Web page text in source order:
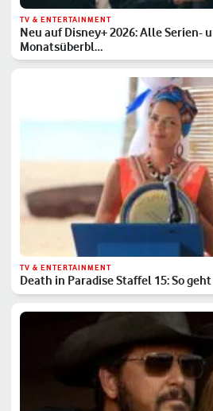
TV & ENTERTAINMENT
Neu auf Disney+ 2026: Alle Serien-
Monatsüberbl…
TV & ENTERTAINMENT
Death in Paradise Staffel 15: So